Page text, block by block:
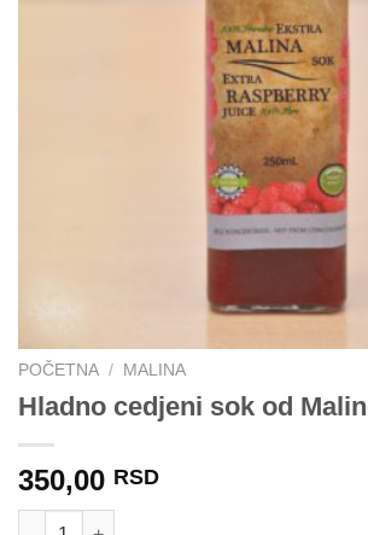
POČETNA / MALINA
Hladno cedjeni sok od
350,00 RSD
Hladno cedjeni sok od Maline 0,25l količina